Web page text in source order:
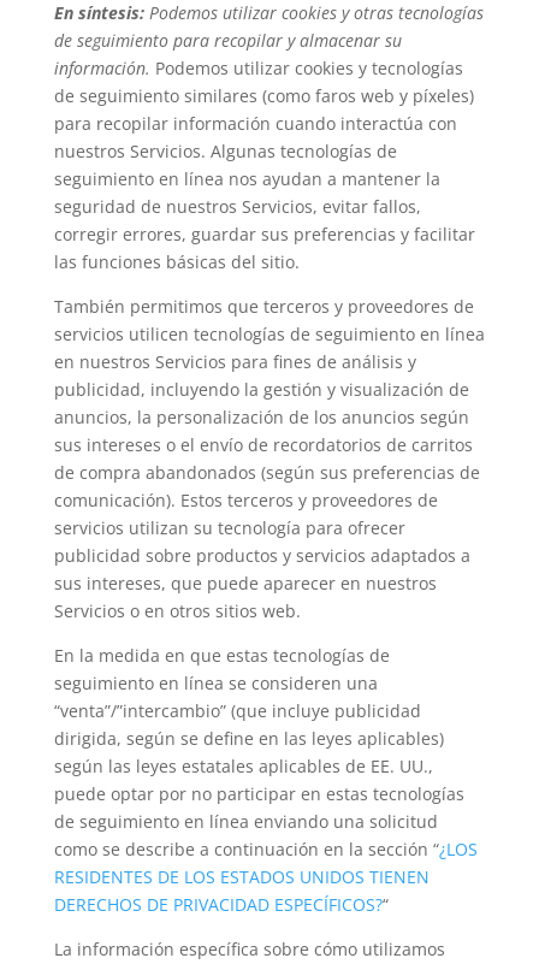
En síntesis: Podemos utilizar cookies y otras tecnologías
de seguimiento para recopilar y almacenar su
información. Podemos utilizar cookies y tecnologías
de seguimiento similares (como faros web y píxeles)
para recopilar información cuando interactúa con
nuestros Servicios. Algunas tecnologías de
seguimiento en línea nos ayudan a mantener la
seguridad de nuestros Servicios, evitar fallos,
corregir errores, guardar sus preferencias y facilitar
las funciones básicas del sitio.
También permitimos que terceros y proveedores de
servicios utilicen tecnologías de seguimiento en línea
en nuestros Servicios para fines de análisis y
publicidad, incluyendo la gestión y visualización de
anuncios, la personalización de los anuncios según
sus intereses o el envío de recordatorios de carritos
de compra abandonados (según sus preferencias de
comunicación). Estos terceros y proveedores de
servicios utilizan su tecnología para ofrecer
publicidad sobre productos y servicios adaptados a
sus intereses, que puede aparecer en nuestros
Servicios o en otros sitios web.
En la medida en que estas tecnologías de
seguimiento en línea se consideren una
“venta”/”intercambio” (que incluye publicidad
dirigida, según se define en las leyes aplicables)
según las leyes estatales aplicables de EE. UU.,
puede optar por no participar en estas tecnologías
de seguimiento en línea enviando una solicitud
como se describe a continuación en la sección “¿LOS
RESIDENTES DE LOS ESTADOS UNIDOS TIENEN
DERECHOS DE PRIVACIDAD ESPECÍFICOS?“
La información específica sobre cómo utilizamos